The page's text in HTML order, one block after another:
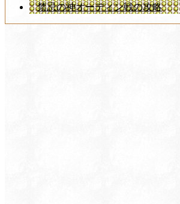
禁忌の神オーディン戦の攻略